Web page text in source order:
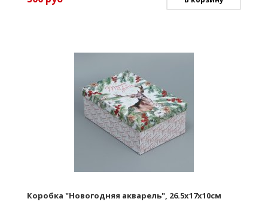
Коробка "Новогодняя акварель", 26.5х17х10см